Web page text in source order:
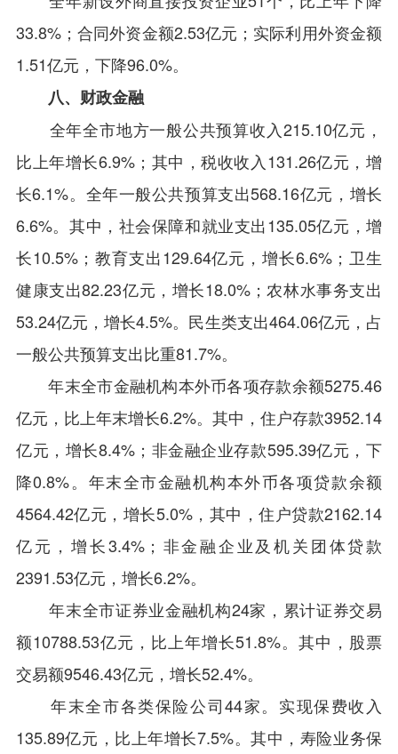
33.8%；合同外资金额2.53亿元；实际利用外资金额
1.51亿元，下降96.0%。
八、财政金融
全年全市地方一般公共预算收入215.10亿元，
比上年增长6.9%；其中，税收收入131.26亿元，增
长6.1%。全年一般公共预算支出568.16亿元，增长
6.6%。其中，社会保障和就业支出135.05亿元，增
长10.5%；教育支出129.64亿元，增长6.6%；卫生
健康支出82.23亿元，增长18.0%；农林水事务支出
53.24亿元，增长4.5%。民生类支出464.06亿元，占
一般公共预算支出比重81.7%。
年末全市金融机构本外币各项存款余额5275.46
亿元，比上年末增长6.2%。其中，住户存款3952.14
亿元，增长8.4%；非金融企业存款595.39亿元，下
降0.8%。年末全市金融机构本外币各项贷款余额
4564.42亿元，增长5.0%，其中，住户贷款2162.14
亿元，增长3.4%；非金融企业及机关团体贷款
2391.53亿元，增长6.2%。
年末全市证券业金融机构24家，累计证券交易
额10788.53亿元，比上年增长51.8%。其中，股票
交易额9546.43亿元，增长52.4%。
年末全市各类保险公司44家。实现保费收入
135.89亿元，比上年增长7.5%。其中，寿险业务保